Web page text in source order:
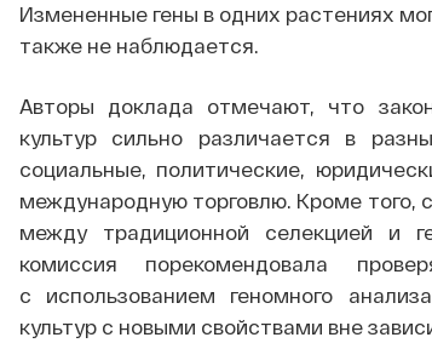
Измененные гены в одних растениях
также не наблюдается.
Авторы доклада отмечают, что
культур сильно различается в
социальные, политические,
международную торговлю. Кроме того,
между традиционной селекцией и
комиссия порекомендовала
с использованием геномного
культур с новыми свойствами вне